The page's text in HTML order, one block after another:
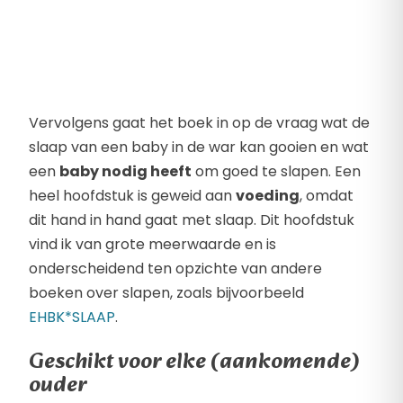
Vervolgens gaat het boek in op de vraag wat de
slaap van een baby in de war kan gooien en wat
een baby nodig heeft om goed te slapen. Een
heel hoofdstuk is geweid aanvoeding, omdat
dit hand in hand gaat met slaap. Dit hoofdstuk
vind ik van grote meerwaarde en is
onderscheidend ten opzichte van andere
boeken over slapen, zoals bijvoorbeeld
EHBK*SLAAP.
Geschikt voor elke (aankomende)
ouder